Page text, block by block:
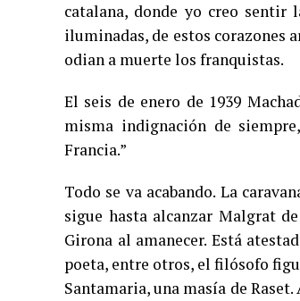
catalana, donde yo creo sentir
iluminadas, de estos corazones
odian a muerte los franquistas.
El seis de enero de 1939
misma indignación de
Francia.”
Todo se va acabando. La
sigue hasta alcanzar Malgrat
Girona al amanecer. Está
poeta, entre otros, el filósofo
Santamaria, una masía de